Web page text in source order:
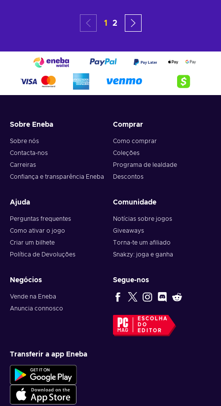
1 2
Sobre Eneba
Sobre nós
Contacta-nos
Carreiras
Confiança e transparência Eneba
Comprar
Como comprar
Coleções
Programa de lealdade
Descontos
Ajuda
Perguntas frequentes
Como ativar o jogo
Criar um bilhete
Política de Devoluções
Comunidade
Notícias sobre jogos
Giveaways
Torna-te um afiliado
Snakzy: joga e ganha
Negócios
Vende na Eneba
Anuncia connosco
Segue-nos
ESCOLHA
DO
EDITOR
Transferir a app Eneba